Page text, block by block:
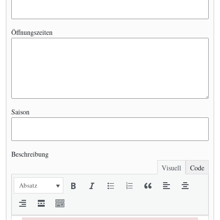
Öffnungszeiten
Saison
Beschreibung
Visuell
Code
Absatz